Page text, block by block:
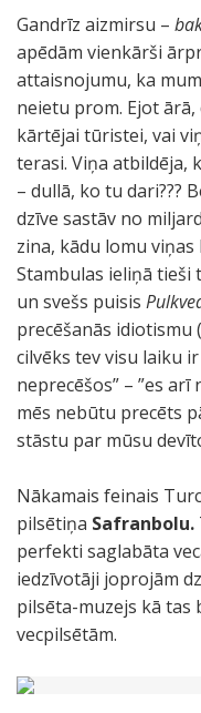
Gandrīz aizmirsu –
apēdām vienkārši
attaisnojumu, ka
neietu prom. Ejot
kārtējai tūristei, vai
terasi. Viņa atbildēja,
– dullā, ko tu dari???
dzīve sastāv no
zina, kādu lomu
Stambulas ieliņā tieši
un svešs puisis
precēšanās idiotismu
cilvēks tev visu laiku
neprecēšos” – ”es arī
mēs nebūtu precēts
stāstu par mūsu
Nākamais feinais
pilsētiņa Safranbolu.
perfekti saglabāta
iedzīvotāji joprojām
pilsēta-muzejs kā tas
vecpilsētām.